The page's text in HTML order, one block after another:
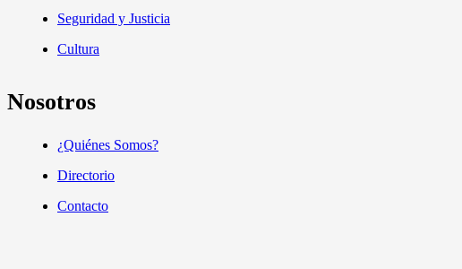
Seguridad y Justicia
Cultura
Nosotros
¿Quiénes Somos?
Directorio
Contacto